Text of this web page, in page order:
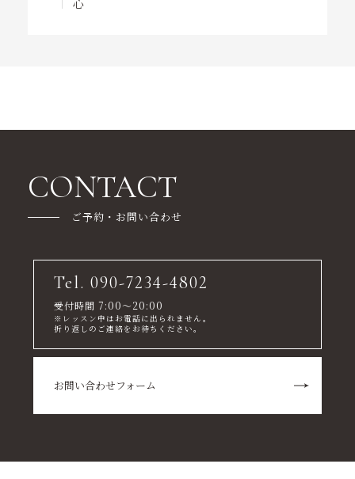
心
CONTACT
ご予約・お問い合わせ
Tel. 090-7234-4802
受付時間 7:00～20:00
※レッスン中はお電話に出られません。
折り返しのご連絡をお待ちください。
お問い合わせフォーム